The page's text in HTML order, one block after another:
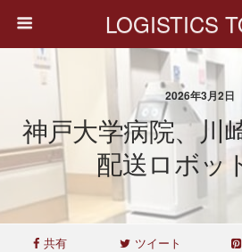
LOGISTICS
2026年3月2日
神戸大学病院、川
配送ロボッ
共有 ツイート